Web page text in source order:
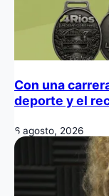
Con una
deporte y el
6 agosto, 2026